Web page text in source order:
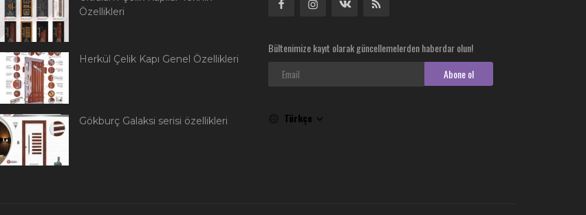
Özellikleri
Herkül Çelik Kapı Genel Özellikleri
Gökburç Galaksi serisi özellikleri
Bültenimize kayıt olarak güncellemelerden haberdar olun!
Abone ol
Türkçe